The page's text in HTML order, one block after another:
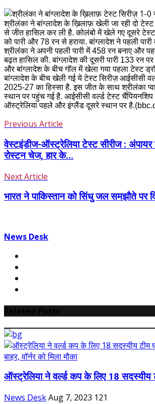
श्रीलंका ने बांग्लादेश के ख़िलाफ़ खेली जा रही दो
से जीत हासिल कर ली है. कोलंबो में खेले गए दूसरे टेस्ट
को पारी और 78 रन से हराया. बांग्लादेश ने पहली
श्रीलंका ने अपनी पहली पारी में 458 रन बनाए और
बढ़त हासिल की. बांग्लादेश की दूसरी पारी 133 रन
और बांग्लादेश के बीच गॉल में खेला गया पहला टेस्ट
बांग्लादेश के बीच खेली गई ये टेस्ट सिरीज़ आईसीसी
2025-27 का हिस्सा है. इस जीत के साथ श्रीलंका
स्थान पर पहुंच गई है. आईसीसी वर्ल्ड टेस्ट
ऑस्ट्रेलिया पहले और इंग्लैंड दूसरे स्थान पर
Previous Article
वेस्टइंडीज-ऑस्ट्रेलिया टेस्ट सीरीज :
रोस्टन चेज, हार के...
Next Article
भारत ने पाकिस्तान को सिंधु जल समझौते पर
News Desk
ऑस्ट्रेलिया ने वर्ल्ड कप के लिए 18 सदस्यीय
News DeskAug 7, 2023 121